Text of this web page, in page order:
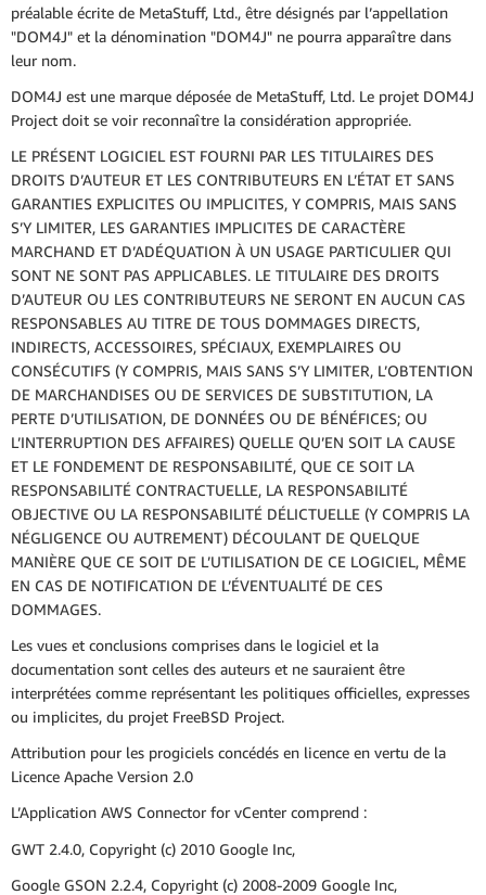
préalable écrite de MetaStuff, Ltd., être désignés par l’appellation
"DOM4J" et la dénomination "DOM4J" ne pourra apparaître dans
leur nom.
DOM4J est une marque déposée de MetaStuff, Ltd. Le projet DOM4J
Project doit se voir reconnaître la considération appropriée.
LE PRÉSENT LOGICIEL EST FOURNI PAR LES TITULAIRES DES
DROITS D’AUTEUR ET LES CONTRIBUTEURS EN L’ÉTAT ET SANS
GARANTIES EXPLICITES OU IMPLICITES, Y COMPRIS, MAIS SANS
S’Y LIMITER, LES GARANTIES IMPLICITES DE CARACTÈRE
MARCHAND ET D’ADÉQUATION À UN USAGE PARTICULIER QUI
SONT NE SONT PAS APPLICABLES. LE TITULAIRE DES DROITS
D’AUTEUR OU LES CONTRIBUTEURS NE SERONT EN AUCUN CAS
RESPONSABLES AU TITRE DE TOUS DOMMAGES DIRECTS,
INDIRECTS, ACCESSOIRES, SPÉCIAUX, EXEMPLAIRES OU
CONSÉCUTIFS (Y COMPRIS, MAIS SANS S’Y LIMITER, L’OBTENTION
DE MARCHANDISES OU DE SERVICES DE SUBSTITUTION, LA
PERTE D’UTILISATION, DE DONNÉES OU DE BÉNÉFICES; OU
L’INTERRUPTION DES AFFAIRES) QUELLE QU’EN SOIT LA CAUSE
ET LE FONDEMENT DE RESPONSABILITÉ, QUE CE SOIT LA
RESPONSABILITÉ CONTRACTUELLE, LA RESPONSABILITÉ
OBJECTIVE OU LA RESPONSABILITÉ DÉLICTUELLE (Y COMPRIS LA
NÉGLIGENCE OU AUTREMENT) DÉCOULANT DE QUELQUE
MANIÈRE QUE CE SOIT DE L’UTILISATION DE CE LOGICIEL, MÊME
EN CAS DE NOTIFICATION DE L’ÉVENTUALITÉ DE CES
DOMMAGES.
Les vues et conclusions comprises dans le logiciel et la
documentation sont celles des auteurs et ne sauraient être
interprétées comme représentant les politiques officielles, expresses
ou implicites, du projet FreeBSD Project.
Attribution pour les progiciels concédés en licence en vertu de la
Licence Apache Version 2.0
L’Application AWS Connector for vCenter comprend :
GWT 2.4.0, Copyright (c) 2010 Google Inc,
Google GSON 2.2.4, Copyright (c) 2008-2009 Google Inc,